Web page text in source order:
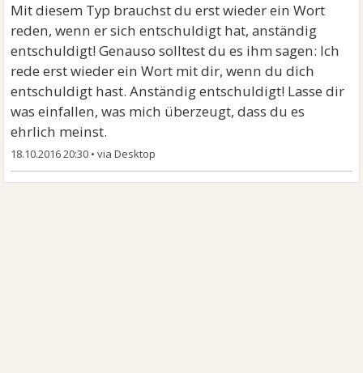
Mit diesem Typ brauchst du erst wieder ein Wort
reden, wenn er sich entschuldigt hat, anständig
entschuldigt! Genauso solltest du es ihm sagen: Ich
rede erst wieder ein Wort mit dir, wenn du dich
entschuldigt hast. Anständig entschuldigt! Lasse dir
was einfallen, was mich überzeugt, dass du es
ehrlich meinst.
18.10.2016 20:30 •